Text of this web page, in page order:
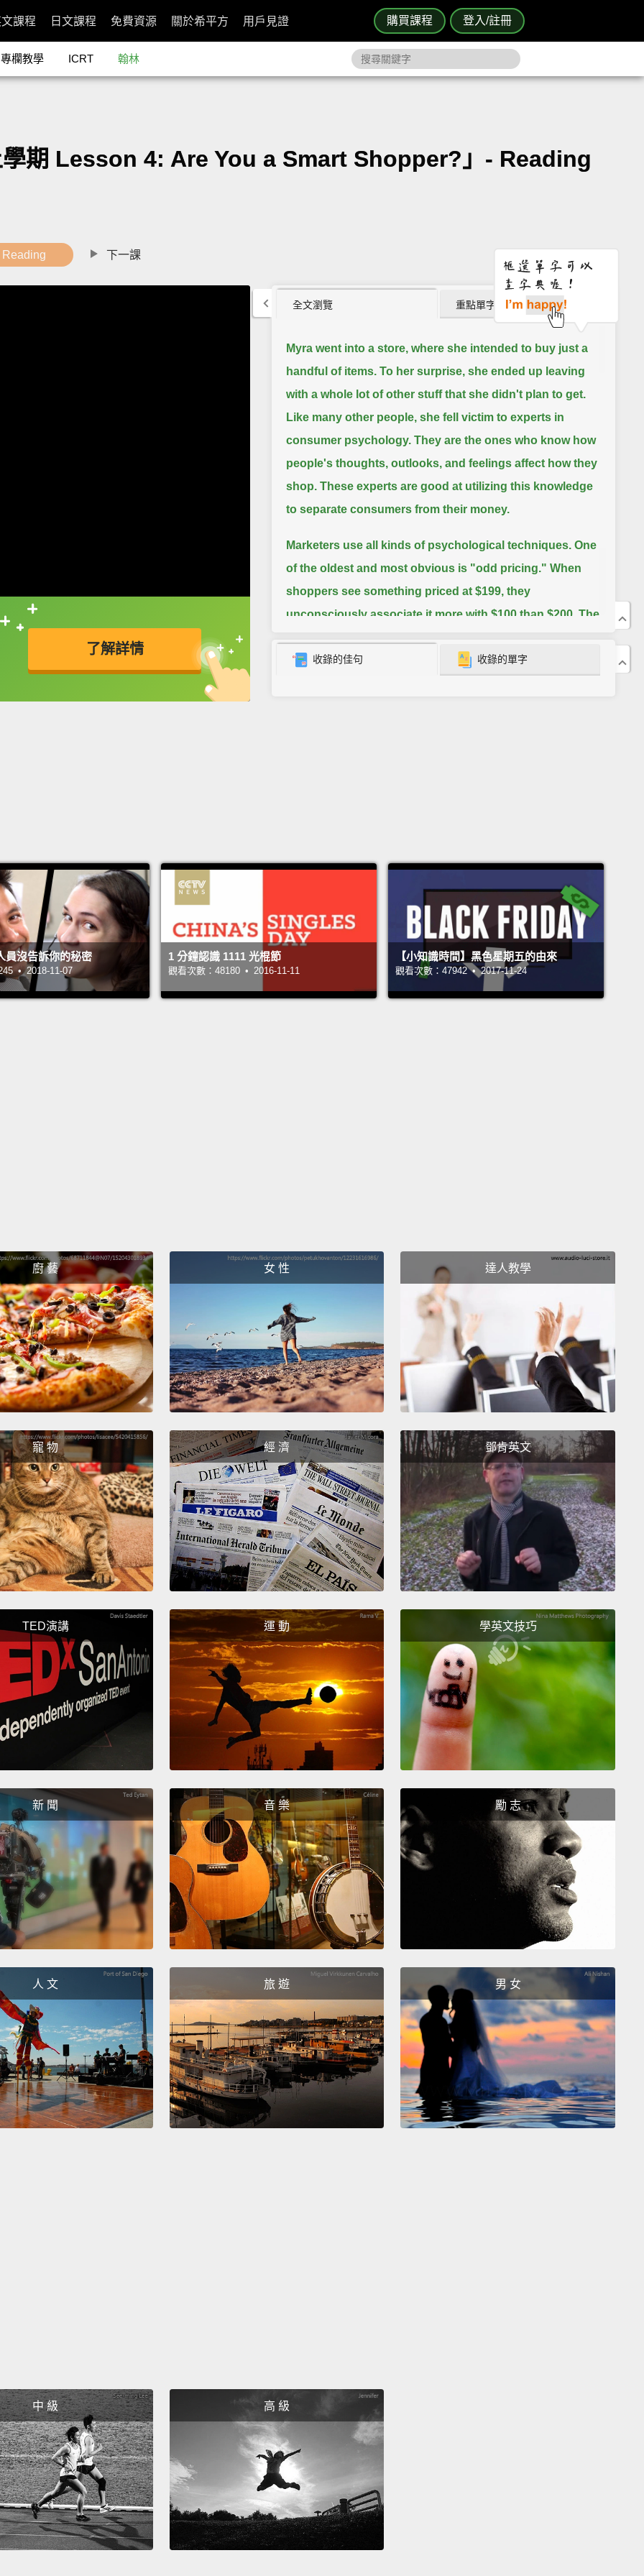
購買課程 登入/註冊
課程 日文課程 免費資源 關於希平方 用戶見證
專欄教學 ICRT 翰林
學期 Lesson 4: Are You a Smart Shopper?」- Reading
Reading 下一課
了解詳情
接查字典喔！
英
全文瀏覽 重點單字片語 (30)
Myra went into a store, where she intended to buy just a
handful of items. To her surprise, she ended up leaving
with a whole lot of other stuff that she didn't plan to get.
Like many other people, she fell victim to experts in
consumer psychology. They are the ones who know how
people's thoughts, outlooks, and feelings affect how they
shop. These experts are good at utilizing this knowledge
to separate consumers from their money.
Marketers use all kinds of psychological techniques. One
of the oldest and most obvious is "odd pricing." When
shoppers see something priced at $199, they
unconsciously associate it more with $100 than $200. The
may also think that, if a burger costs $99, they are saving
because the producers will increase the supply in the
end.
Since the Internet came along, there has been huge
Companies have
Consumer psychology works in many other ways as well,
such as celebrity endorsements and product placement
in movies and TV shows. In advertising and marketing,
psychological strategies like these obviously succeed.
Even if Myra were fully aware of them, she would probably
still fall for them sometimes.
That is the power of
consumer psychology.
驚訝的是，她最後離開時買了很多其他原本沒有打算購買的東
西。像其他許多人一樣，她成為消費心理學專家的受害者。他
們知道人們的想法、觀點和感受會如何影響購物行為。這些專
家擅長利用這種知識把消費者的錢賺走。
行銷人員使用各種心理學技巧。最古早又最明顯的其中一種是
「畸零定價」。當購物者看到商品的定價是 199 元時，他們不
比最後的 9 更重要。他們可能也認為，如果一個漢堡定價 99
元，就會因為百元有找而省到錢。
消費心理學另一個運用是「飢餓行銷」。這種情形發生在製造
商以限量版、限量或限時販售新的產品的時候。如果這項產品
是被引頸期盼著，就像新的 iPhone 手機，提供較少的供貨量
可以造成很大的需求量。人們願意排隊好幾天，以確保商品完
售之前他們能買到。然而，實際上，通常每個人遲早都可以買
得到，因為廠商最終會增加供貨量。
自從有網路之後，所謂的病毒式行銷就呈現大幅成長的趨勢。
廠商已經非常擅長使用社群媒體來宣傳他們的產品。在臉書上
很多人按「讚」的心理效應對銷售來說非常有益。例如，假使
網路上有夠多的人說一款新的護膚霜有效，它的口碑就會在親
朋好友之間迅速流傳開來。親友的話比主流的廣告更可信。在
IG 上吸引人的照片也有同樣的奇效。它們能夠展現令人興奮的
生活方式，並激發人們去同一地方或購買相同的物品。
消費心理學也透過許多其他的方式可發揮作用，例如名人代言
和電影、電視節目中的置入性行銷。在廣告和行銷方面，像這
樣的心理策略顯然都會奏效。即使 Myra 完全清楚這些手法，
她有時候還是可能會落入圈套。
收錄的佳句 收錄的單字
員沒告訴你的秘密
• 2018-11-07
1 分鐘認識 1111 光棍節
觀看次數：48180 • 2016-11-11
【小知識時間】黑色星期五的由來
觀看次數：47942 • 2017-11-24
廚 藝 女 性 達人教學
寵 物 經 濟 鄧肯英文
TED演講 運 動 學英文技巧
新 聞 音 樂 勵 志
人 文 旅 遊 男 女
中 級 高 級